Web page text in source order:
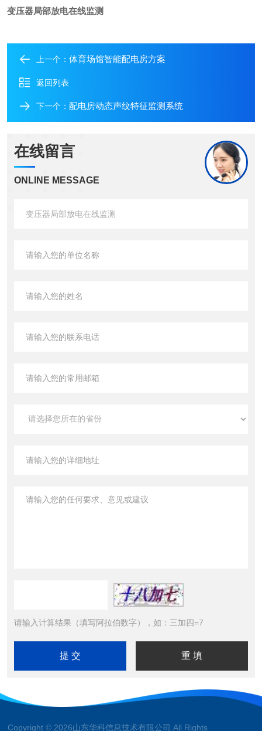
变压器局部放电在线监测
上一个： 体育场馆智能配电房方案
返回列表
下一个： 配电房动态声纹特征监测系统
在线留言
ONLINE MESSAGE
请输入计算结果（填写阿拉伯数字），如：三加四=7
Copyright © 2026山东华科信息技术有限公司 All Rights